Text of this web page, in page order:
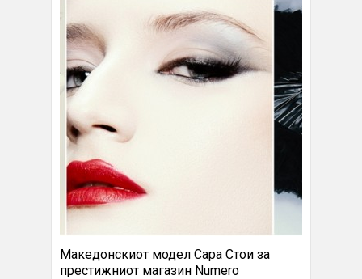
Македонскиот модел Сара Стои за
престижниот магазин Numero